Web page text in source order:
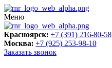
Меню
Красноярск: +7 (391) 216-80-58
Москва: +7 (925) 253-98-10
Заказать звонок